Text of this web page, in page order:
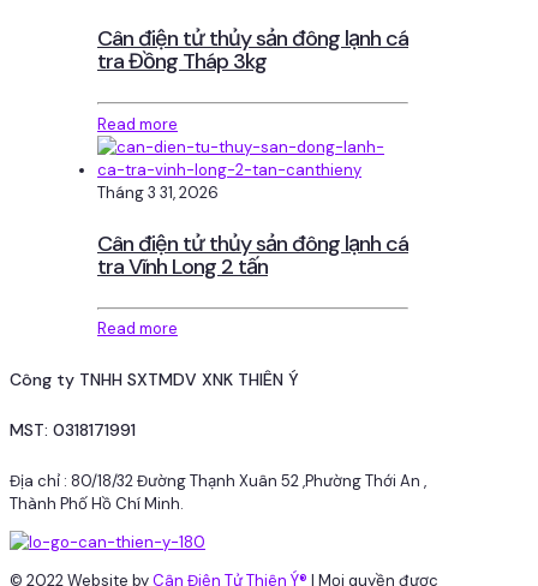
Cân điện tử thủy sản đông lạnh cá
tra Đồng Tháp 3kg
Read more
Tháng 3 31, 2026
Cân điện tử thủy sản đông lạnh cá
tra Vĩnh Long 2 tấn
Read more
Công ty TNHH SXTMDV XNK THIÊN Ý
MST: 0318171991
Địa chỉ : 80/18/32 Đường Thạnh Xuân 52 ,Phường Thới An ,
Thành Phố Hồ Chí Minh.
© 2022 Website byCân Điện Tử Thiên Ý® | Mọi quyền được